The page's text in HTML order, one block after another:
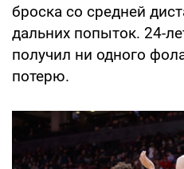
броска со средней
дальних попыток. 24-
получил ни одного
потерю.